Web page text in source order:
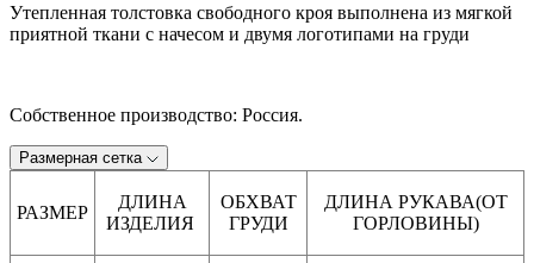
Утепленная толстовка свободного кроя выполнена из мягкой
приятной ткани с начесом и двумя логотипами на груди
Собственное производство: Россия.
Размерная сетка
РАЗМЕР
ДЛИНА
ИЗДЕЛИЯ
ОБХВАТ
ГРУДИ
ДЛИНА РУКАВА(ОТ
ГОРЛОВИНЫ)